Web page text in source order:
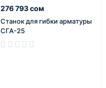
276 793 сом
Станок для гибки арматуры
СГА-25